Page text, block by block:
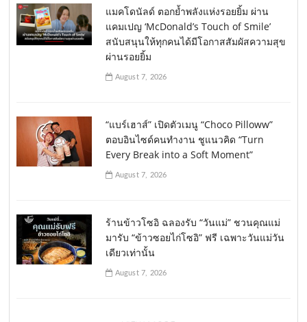
แมคโดนัลด์ ตอกย้ำพลังแห่งรอยยิ้ม ผ่าน
แคมเปญ ‘McDonald’s Touch of Smile’
สนับสนุนให้ทุกคนได้มีโอกาสสัมผัสความสุข
ผ่านรอยยิ้ม
August 7, 2026
“แบร์เฮาส์” เปิดตัวเมนู “Choco Pilloww”
ตอบอินไซด์คนทำงาน ชูแนวคิด “Turn
Every Break into a Soft Moment”
August 7, 2026
ร้านข้าวโซอิ ฉลองรับ “วันแม่” ชวนคุณแม่
มารับ “ข้าวซอยไก่โซอิ” ฟรี เฉพาะวันแม่วัน
เดียวเท่านั้น
August 7, 2026